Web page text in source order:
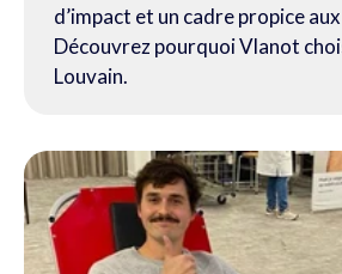
d’impact et un cadre propice
Découvrez pourquoi Vlanot
Louvain.